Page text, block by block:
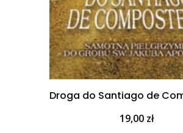
Droga do Santiago de
Cena
19,00 zł